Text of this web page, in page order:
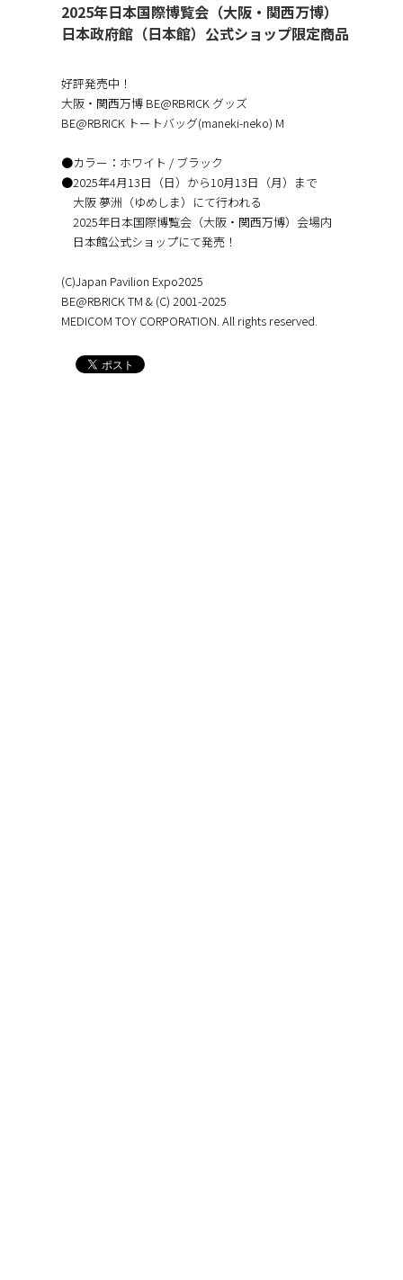
2025年日本国際博覧会（大阪・関西万博）
日本政府館（日本館）公式ショップ限定商品
好評発売中！
大阪・関西万博 BE@RBRICK グッズ
BE@RBRICK トートバッグ(maneki-neko) M
●カラー：ホワイト / ブラック
●2025年4月13日（日）から10月13日（月）まで
大阪 夢洲（ゆめしま）にて行われる
2025年日本国際博覧会（大阪・関西万博）会場内
日本館公式ショップにて発売！
(C)Japan Pavilion Expo2025
BE@RBRICK TM & (C) 2001-2025
MEDICOM TOY CORPORATION. All rights reserved.